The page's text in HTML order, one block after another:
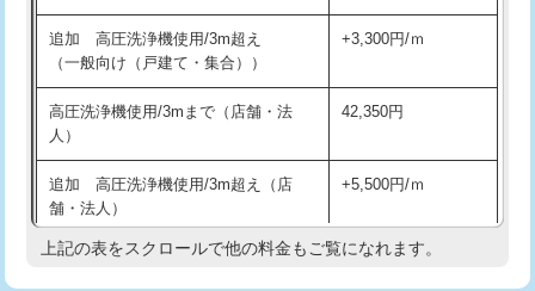
マス交換（深さ50㎝以上） 66,000円
コンクリート斫り（厚さ10㎝まで） 27,500円
コンクリート斫り（厚さ10㎝超え）
モルタル補修（厚さ10㎝まで）
モルタル補修（厚さ10㎝超え） 38,500円
持込商品取付（混合水栓） 16,500円
給水管工事※（ホール加工)
給水管工事※（バンド止め) 3,300円
給水管工事※（支持金具設置) 5,500円
追加 高圧洗浄機使用/3m超え
（一般向け（戸建て・集合））
+3,300円/ｍ
高圧洗浄機使用/3mまで（店舗・法
人）
42,350円
追加 高圧洗浄機使用/3m超え（店
舗・法人）
+5,500円/ｍ
高度高圧洗浄換 現地調査
上記の表をスクロールで他の料金もご覧になれます。